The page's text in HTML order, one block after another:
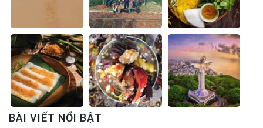
BÀI VIẾT NỔI BẬT